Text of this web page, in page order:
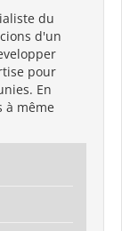
du
d'un
pour
En
à même